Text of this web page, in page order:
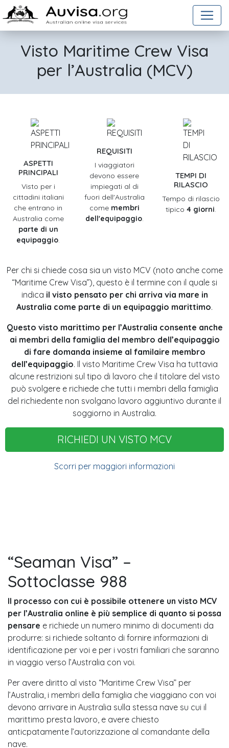
Salta al contenuto
Visto Maritime Crew Visa
per l’Australia (MCV)
ASPETTI
PRINCIPALI
Visto per i
cittadini italiani
che entrano in
Australia come
parte di un
equipaggio.
REQUISITI
I viaggiatori
devono essere
impiegati al di
fuori dell'Australia
come membri
dell'equipaggio.
TEMPI DI
RILASCIO
Tempo di rilascio
tipico 4 giorni.
Per chi si chiede cosa sia un visto MCV (noto anche come
“Maritime Crew Visa”), questo è il termine con il quale si
indica il visto pensato per chi arriva via mare in
Australia come parte di un equipaggio marittimo.
Questo visto marittimo per l’Australia consente anche
ai membri della famiglia del membro dell’equipaggio
di fare domanda insieme al familaire membro
dell’equipaggio. Il visto Maritime Crew Visa ha tuttavia
alcune restrizioni sul tipo di lavoro che il titolare del visto
può svolgere e richiede che tutti i membri della famiglia
del richiedente non svolgano lavoro aggiuntivo durante il
soggiorno in Australia.
RICHIEDI UN VISTO MCV
Scorri per maggiori informazioni
“Seaman Visa” –
Sottoclasse 988
Il processo con cui è possibile ottenere un visto MCV
per l’Australia online è più semplice di quanto si possa
pensare e richiede un numero minimo di documenti da
produrre: si richiede soltanto di fornire informazioni di
identificazione per voi e per i vostri familiari che saranno
in viaggio verso l’Australia con voi.
Per avere diritto al visto “Maritime Crew Visa” per
l’Australia, i membri della famiglia che viaggiano con voi
devono arrivare in Australia sulla stessa nave su cui il
marittimo presta lavoro, e avere chiesto
anticpatamente l’autorizzazione al comandante della
nave.